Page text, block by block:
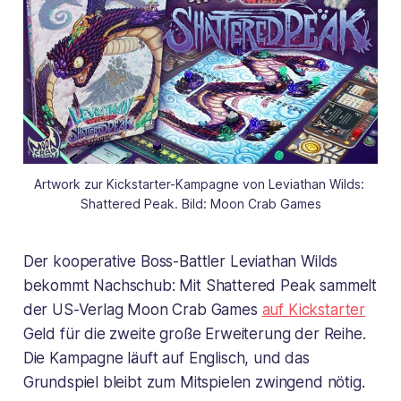
Artwork zur Kickstarter-Kampagne von Leviathan Wilds:
Shattered Peak. Bild: Moon Crab Games
Der kooperative Boss-Battler Leviathan Wilds
bekommt Nachschub: Mit Shattered Peak sammelt
der US-Verlag Moon Crab Games auf Kickstarter
Geld für die zweite große Erweiterung der Reihe.
Die Kampagne läuft auf Englisch, und das
Grundspiel bleibt zum Mitspielen zwingend nötig.